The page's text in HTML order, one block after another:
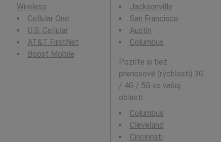
Wireless
Cellular One
U.S. Cellular
AT&T FirstNet
Boost Mobile
Jacksonville
San Francisco
Austin
Columbus
Pozrite si tiež
prenosové (rýchlosti) 3G
/ 4G / 5G vo vašej
oblasti:
Columbus
Cleveland
Cincinnati